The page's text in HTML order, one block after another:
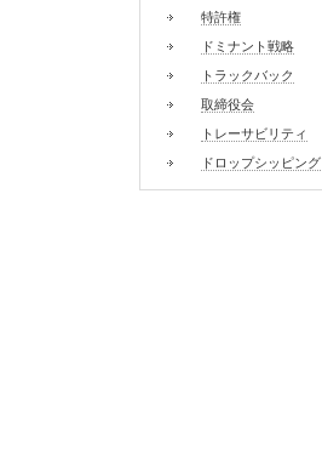
特許権
ドミナント戦略
トラックバック
取締役会
トレーサビリティ
ドロップシッピング